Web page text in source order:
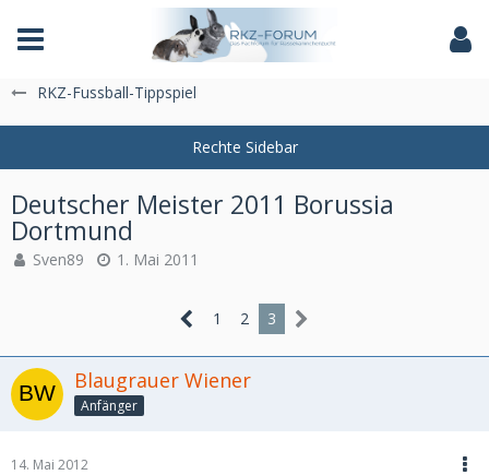
Das Fachforum der Rassekaninchenzucht
RKZ-Fussball-Tippspiel
Deutscher Meister 2011 Borussia
Dortmund
Sven89 1. Mai 2011
1 2 3
Blaugrauer Wiener
Anfänger
14. Mai 2012